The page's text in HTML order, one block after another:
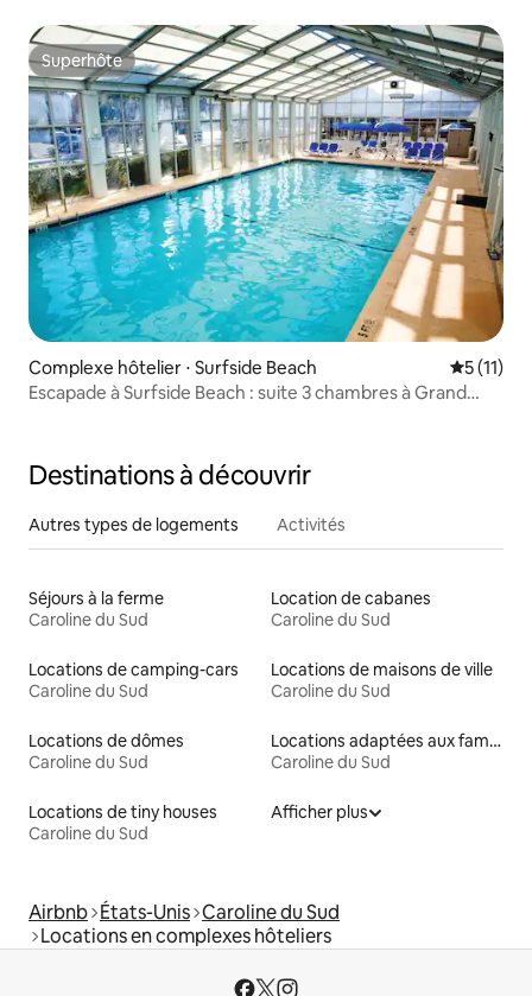
Superhôte
Superhôte
Complexe hôtelier ⋅ Surfside Beach
5 (11)
Escapade à Surfside Beach : suite 3 chambres à Grand
Destinations à découvrir
Autres types de logements Activités
Séjours à la ferme
Caroline du Sud
Location de cabanes
Caroline du Sud
Locations de camping-cars
Caroline du Sud
Locations de maisons de ville
Caroline du Sud
Locations de dômes
Caroline du Sud
Locations adaptées aux familles
Caroline du Sud
Locations de tiny houses
Caroline du Sud
Afficher plus
Airbnb États-Unis Caroline du Sud
Locations en complexes hôteliers